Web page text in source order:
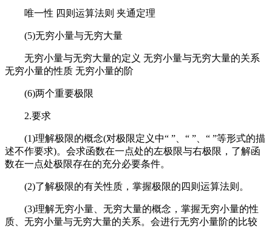
唯一性 四则运算法则 夹通定理
(5)无穷小量与无穷大量
无穷小量与无穷大量的定义 无穷小量与无穷大量的关系
无穷小量的性质 无穷小量的阶
(6)两个重要极限
2.要求
(1)理解极限的概念(对极限定义中“ ”、“ ”、“ ”等形式的描
述不作要求)。会求函数在一点处的左极限与右极限，了解函
数在一点处极限存在的充分必要条件。
(2)了解极限的有关性质，掌握极限的四则运算法则。
(3)理解无穷小量、无穷大量的概念，掌握无穷小量的性
质、无穷小量与无穷大量的关系。会进行无穷小量阶的比较